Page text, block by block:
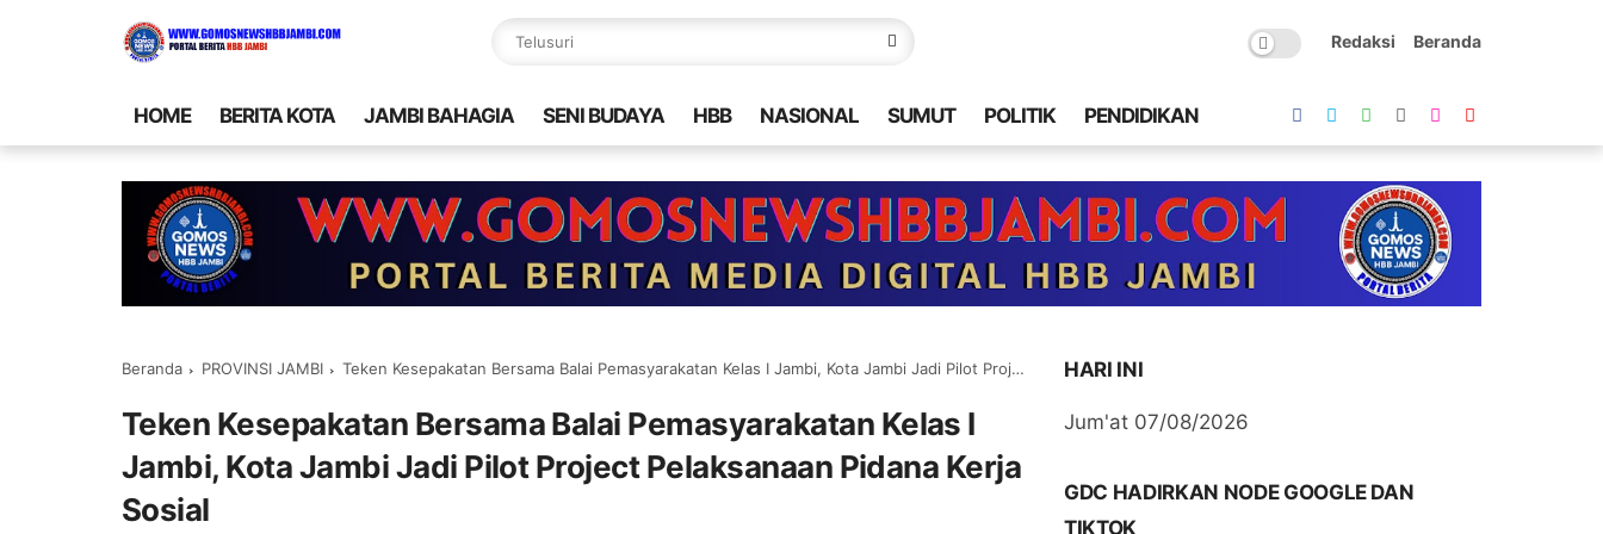
Redaksi Beranda
HOME BERITA KOTA JAMBI BAHAGIA SENI BUDAYA HBB NASIONAL SUMUT POLITIK PENDIDIKAN
Beranda PROVINSI JAMBI Teken Kesepakatan Bersama Balai Pemasyarakatan Kelas I Jambi, Kota Jambi Jadi Pilot Project Pelaksanaan Pidana Kerja Sosial
Teken Kesepakatan Bersama Balai Pemasyarakatan Kelas I
Jambi, Kota Jambi Jadi Pilot Project Pelaksanaan Pidana Kerja
Sosial
HARI INI
Jum'at 07/08/2026
GDC HADIRKAN NODE GOOGLE DAN
TIKTOK